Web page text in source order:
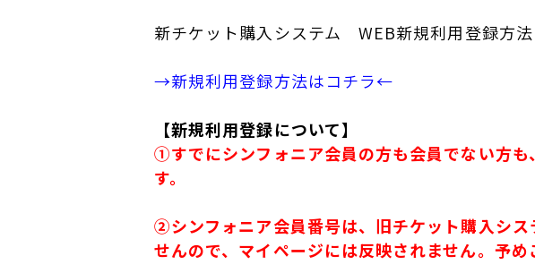
新チケット購入システム WEB新規利用登録方法
→新規利用登録方法はコチラ←
【新規利用登録について】
①すでにシンフォニア会員の方も会員でない方
す。
②シンフォニア会員番号は、旧チケット購入シ
せんので、マイページには反映されません。予